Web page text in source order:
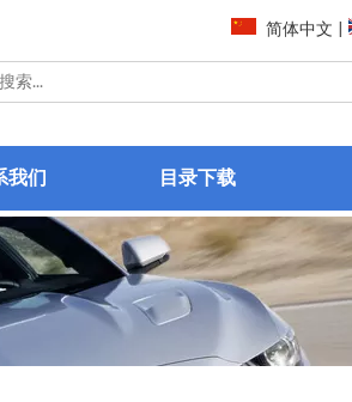
简体中文
我们 目录下载